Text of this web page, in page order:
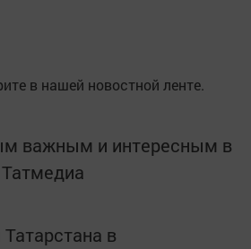
в нашей новостной ленте.
важным и интересным в
Татмедиа
в